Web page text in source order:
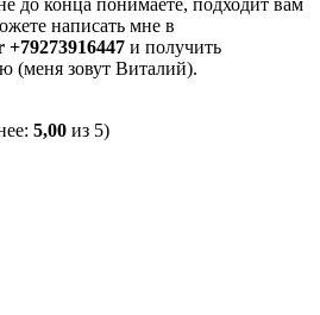
написать мне в
и получить
(меня зовут Виталий).
5,00 из 5)